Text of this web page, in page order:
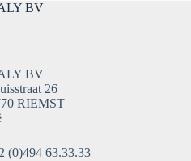
BV
BV
26
RIEMST
(0)494 63.33.33